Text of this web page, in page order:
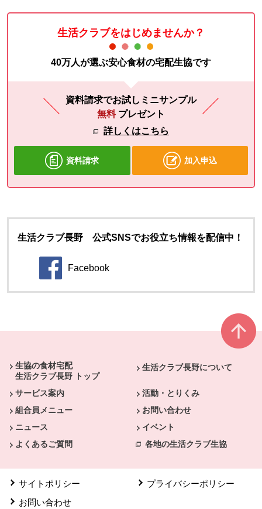
生活クラブをはじめませんか？
40万人が選ぶ安心食材の宅配生協です
資料請求でお試しミニサンプル
無料 プレゼント
詳しくはこちら
資料請求 加入申込
生活クラブ長野 公式SNSでお役立ち情報を配信中！
Facebook
別のウィンドウで開きます。
生協の食材宅配
生活クラブ長野 トップ
生活クラブ長野について
サービス案内
活動・とりくみ
組合員メニュー
お問い合わせ
ニュース
イベント
よくあるご質問
各地の生活クラブ生協
サイトポリシー
プライバシーポリシー
お問い合わせ